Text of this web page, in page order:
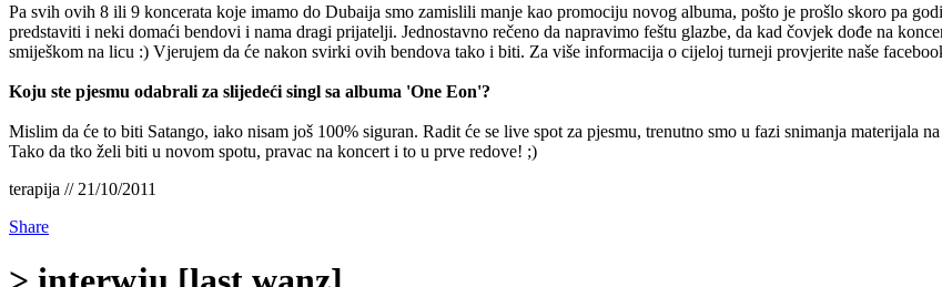
Pa svih ovih 8 ili 9 koncerata koje imamo do Dubaija smo zamislili manje kao promociju novog albuma, pošto je prošlo skoro pa
predstaviti i neki domaći bendovi i nama dragi prijatelji. Jednostavno rečeno da napravimo feštu glazbe, da kad čovjek dođe na
smiješkom na licu :) Vjerujem da će nakon svirki ovih bendova tako i biti. Za više informacija o cijeloj turneji provjerite naše
Koju ste pjesmu odabrali za slijedeći singl sa albuma 'One Eon'?
Mislim da će to biti Satango, iako nisam još 100% siguran. Radit će se live spot za pjesmu, trenutno smo u fazi snimanja materijala
Tako da tko želi biti u novom spotu, pravac na koncert i to u prve redove! ;)
terapija // 21/10/2011
Share